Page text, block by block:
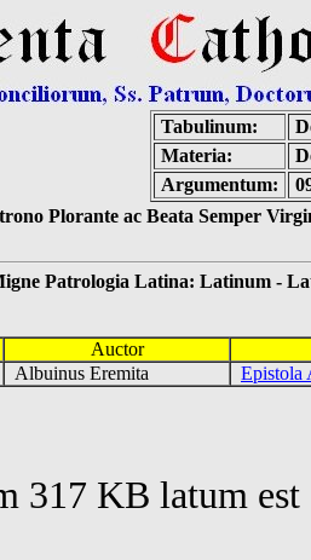
Tabulinum:
Materia:
Argumentum:
Plorante ac Beata Semper
Latina: Latinum -
Auctor
Albuinus Eremita Epistola
317 KB latum